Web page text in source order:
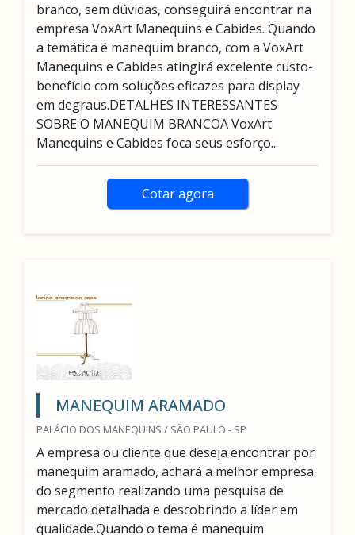
branco, sem dúvidas, conseguirá encontrar na
empresa VoxArt Manequins e Cabides. Quando
a temática é manequim branco, com a VoxArt
Manequins e Cabides atingirá excelente custo-
benefício com soluções eficazes para display
em degraus.DETALHES INTERESSANTES
SOBRE O MANEQUIM BRANCOA VoxArt
Manequins e Cabides foca seus esforço...
Cotar agora
MANEQUIM ARAMADO
PALÁCIO DOS MANEQUINS / SÃO PAULO - SP
A empresa ou cliente que deseja encontrar por
manequim aramado, achará a melhor empresa
do segmento realizando uma pesquisa de
mercado detalhada e descobrindo a líder em
qualidade.Quando o tema é manequim